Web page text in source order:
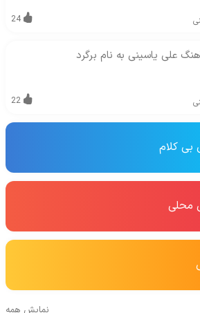
24
علی یاسینی به نام برگرد
22
بی کلام
محلی